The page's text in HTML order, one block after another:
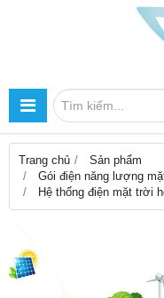
Trang chủ
Sản phẩm
Gói điện năng lượng
Hệ thống điện mặt trời